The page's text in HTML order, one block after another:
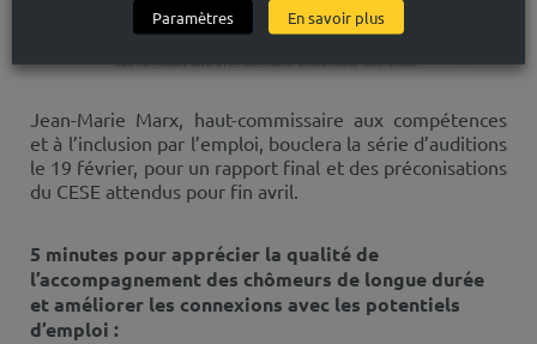
Jean-Marie Marx, haut-commissaire aux compétences
et à l’inclusion par l’emploi, bouclera la série d’auditions
le 19 février, pour un rapport final et des préconisations
du CESE attendus pour fin avril.
5 minutes pour apprécier la qualité de
l’accompagnement des chômeurs de longue durée
et améliorer les connexions avec les potentiels
d’emploi :
Paramètres En savoir plus